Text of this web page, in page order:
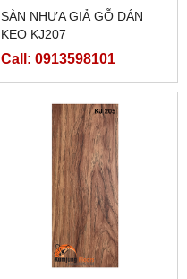
SÀN NHỰA GIẢ GỖ DÁN
KEO KJ207
Call: 0913598101